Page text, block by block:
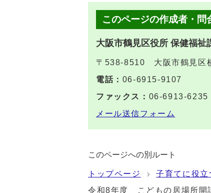
このページの作成者・問
大阪市鶴見区役所 保健福
〒538-8510 大阪市鶴見区
電話： 06-6915-9107
ファックス： 06-6913-6235
メール送信フォーム
このページへの別ルート
トップページ 子育てに役立
令和8年度 こどもの居場所開